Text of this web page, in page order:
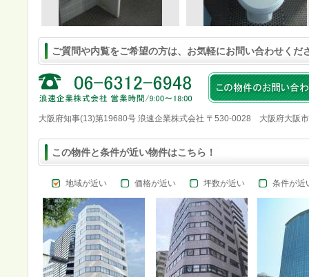
ご質問や内覧をご希望の方は、お気軽にお問い合わせくだ
大阪府知事(13)第19680号 浪速企業株式会社 〒530-0028 大阪府大阪
この物件と条件が近い物件はこちら！
地域が近い 価格が近い 坪数が近い 条件が近